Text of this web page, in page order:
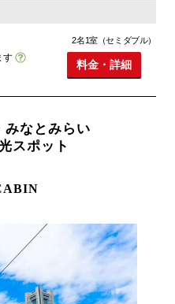
す
2名1室（セミダブル）
料金・詳細
みなとみらい
スポット